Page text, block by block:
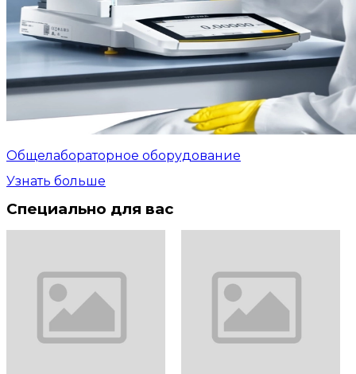
Общелабораторное оборудование
Узнать больше
Специально для вас